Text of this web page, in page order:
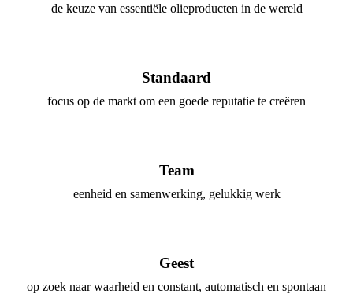
de keuze van essentiële olieproducten in de wereld
Standaard
focus op de markt om een ​​goede reputatie te creëren
Team
eenheid en samenwerking, gelukkig werk
Geest
op zoek naar waarheid en constant, automatisch en spontaan